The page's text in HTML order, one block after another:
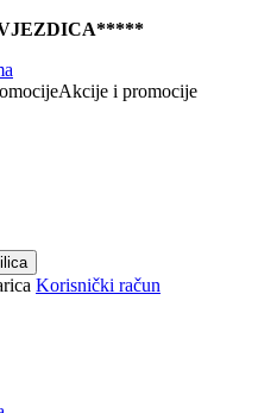
Akcije i promocije
Korisnički račun